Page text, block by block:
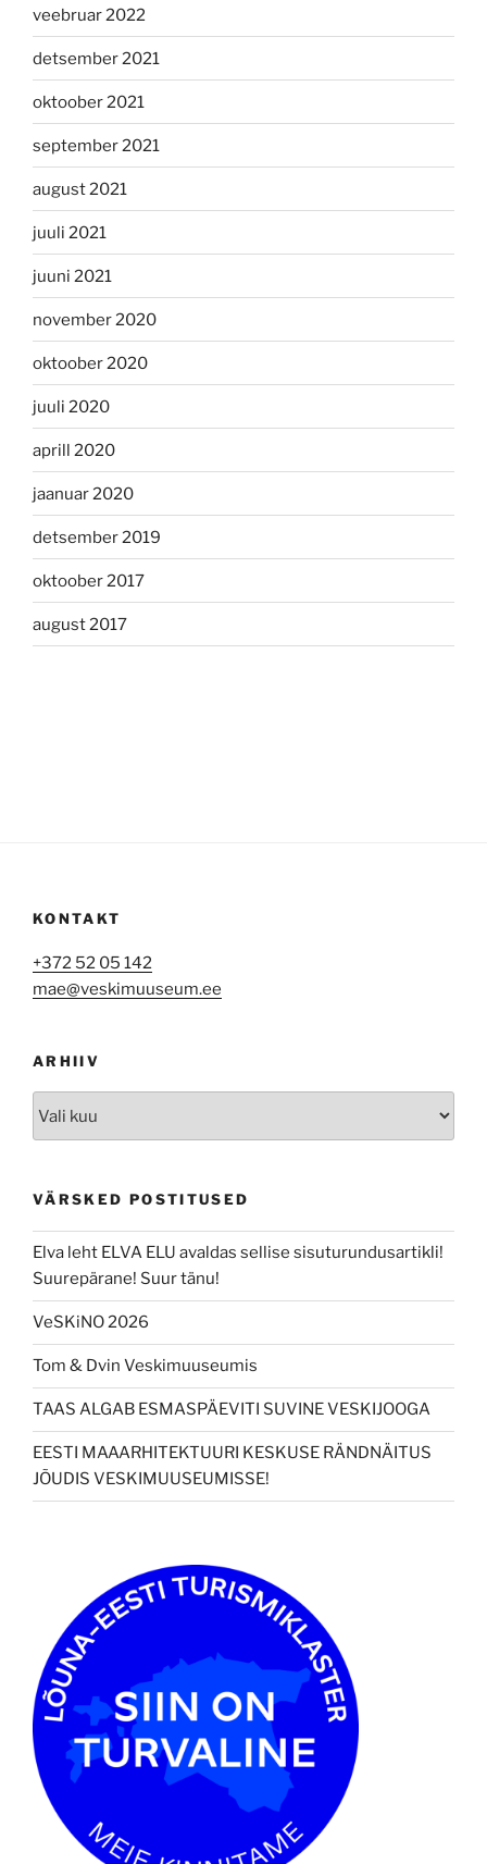
veebruar 2022
detsember 2021
oktoober 2021
september 2021
august 2021
juuli 2021
juuni 2021
november 2020
oktoober 2020
juuli 2020
aprill 2020
jaanuar 2020
detsember 2019
oktoober 2017
august 2017
KONTAKT
+372 52 05 142
mae@veskimuuseum.ee
ARHIIV
VÄRSKED POSTITUSED
Elva leht ELVA ELU avaldas sellise sisuturundusartikli!
Suurepärane! Suur tänu!
VeSKiNO 2026
Tom & Dvin Veskimuuseumis
TAAS ALGAB ESMASPÄEVITI SUVINE VESKIJOOGA
EESTI MAAARHITEKTUURI KESKUSE RÄNDNÄITUS
JÕUDIS VESKIMUUSEUMISSE!